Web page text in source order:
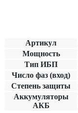
Артикул
Мощность
Тип ИБП
Число фаз (вход)
Степень защиты
Аккумуляторы
АКБ